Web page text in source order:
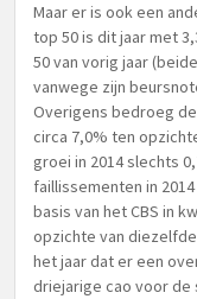
Maar er is ook een
top 50 is dit jaar met
50 van vorig jaar
vanwege zijn
Overigens bedroeg
circa 7,0% ten
groei in 2014 slechts
faillissementen in
basis van het CBS in
opzichte van diezelfde
het jaar dat er een
driejarige cao voor de